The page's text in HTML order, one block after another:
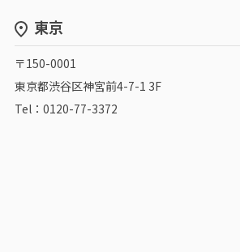
東京
〒150-0001
東京都渋谷区神宮前4-7-1 3F
Tel：0120-77-3372